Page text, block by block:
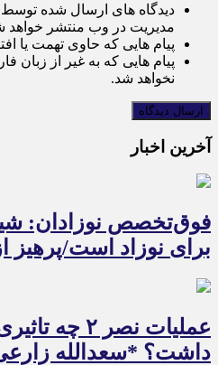
دیدگاه های ارسال شده توسط
مدیریت در وب منتشر خواهد
پیام هایی که حاوی تهمت یا
پیام هایی که به غیر از زبان
نخواهد شد.
آخرین اخبار
فوق‌تخصص نوزادان:
برای نوزاد است/پرهیز
عملیات نصر
داشت؟ *سعدالله